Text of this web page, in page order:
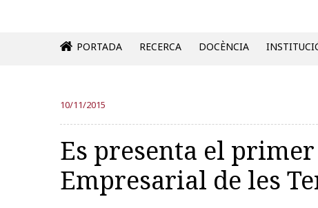
PORTADA RECERCA DOCÈNCIA
10/11/2015
Es presenta el
Empresarial de les